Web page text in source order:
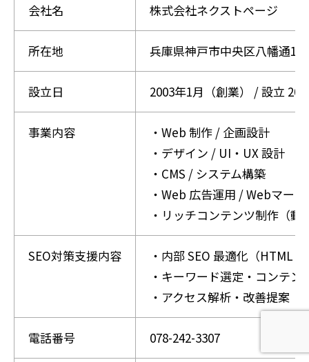
会社名 株式会社ネクストページ
所在地 兵庫県神戸市中央区八幡通1-
設立日 2003年1月（創業） / 設立
事業内容
・Web 制作 / 企画設計
・デザイン / UI・UX 設計
・CMS / システム構築
・Web 広告運用 / Webマー
・リッチコンテンツ制作（動
SEO対策支援内容
・内部 SEO 最適化（HTML
・キーワード選定・コンテン
・アクセス解析・改善提案（
電話番号 078-242-3307
ホームページ制作相談 AI検索無料診断